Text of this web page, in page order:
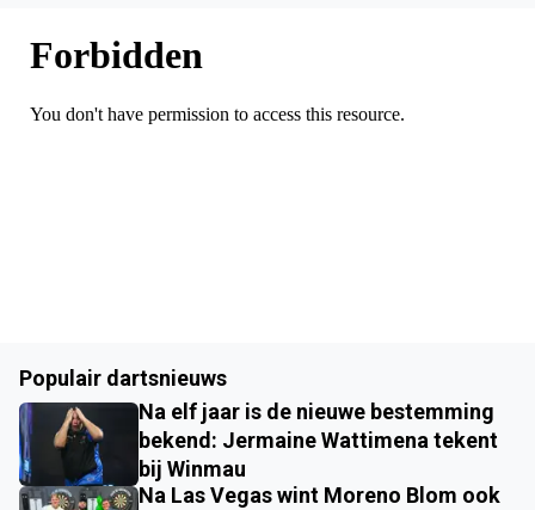
Populair dartsnieuws
Na elf jaar is de nieuwe bestemming
bekend: Jermaine Wattimena tekent
bij Winmau
Na Las Vegas wint Moreno Blom ook